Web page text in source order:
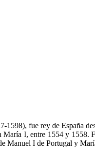
fue rey de España
I, entre 1554 y 1558.
Manuel I de Portugal y